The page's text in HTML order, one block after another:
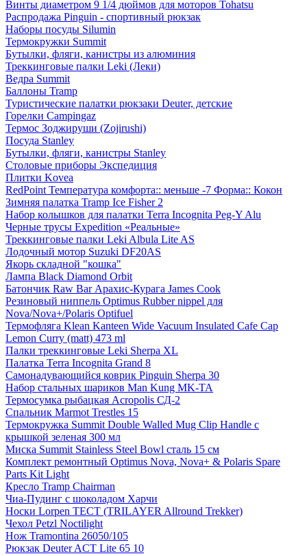
Винты диаметром 9 1/4 дюймов для моторов Tohatsu
Распродажа Pinguin - спортивный рюкзак
Наборы посуды Silumin
Термокружки Summit
Бутылки, фляги, канистры из алюминия
Треккинговые палки Leki (Леки)
Ведра Summit
Баллоны Tramp
Туристические палатки рюкзаки Deuter, детские
Горелки Campingaz
Термос Зоджируши (Zojirushi)
Посуда Stanley
Бутылки, фляги, канистры Stanley
Столовые приборы Экспедиция
Плитки Kovea
RedPoint Температура комфорта:: меньше -7 Форма:: Кокон
Зимняя палатка Tramp Ice Fisher 2
Набор колышков для палатки Terra Incognita Peg-Y Alu
Черные трусы Expedition «Реальные»
Треккинговые палки Leki Albula Lite AS
Лодочный мотор Suzuki DF20AS
Якорь складной "кошка"
Лампа Black Diamond Orbit
Батончик Raw Bar Арахис-Курага James Cook
Резиновый ниппель Optimus Rubber nippel для
Nova/Nova+/Polaris Optifuel
Термофляга Klean Kanteen Wide Vacuum Insulated Cafe Cap
Lemon Curry (matt) 473 ml
Палки треккинговые Leki Sherpa XL
Палатка Terra Incognita Grand 8
Самонадувающийся коврик Pinguin Sherpa 30
Набор стальных шариков Man Kung MK-TA
Термосумка рыбацкая Acropolis СД-2
Спальник Marmot Trestles 15
Термокружка Summit Double Walled Mug Clip Handle с
крышкой зеленая 300 мл
Миска Summit Stainless Steel Bowl сталь 15 см
Комплект ремонтный Optimus Nova, Nova+ & Polaris Spare
Parts Kit Light
Кресло Tramp Chairman
Чиа-Пудинг с шоколадом Харчи
Носки Lorpen TECT (TRILAYER Allround Trekker)
Чехол Petzl Noctilight
Нож Tramontina 26050/105
Рюкзак Deuter ACT Lite 65 10